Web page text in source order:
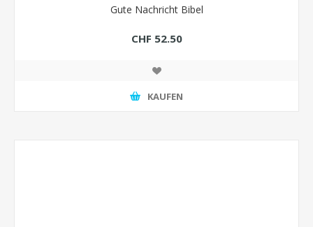
Gute Nachricht Bibel
CHF 52.50
KAUFEN